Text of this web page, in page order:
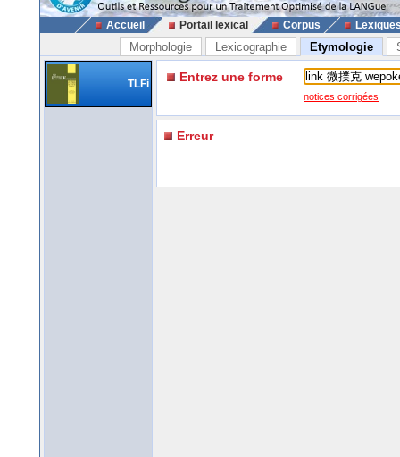
Accueil Portail lexical Corpus
Morphologie Lexicographie Etymologie
TLFi Entrez une forme
notices corrigées
Erreur